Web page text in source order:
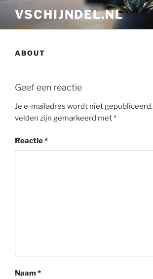
de
VSCHIJNDEL.NL
ABOUT
Geef een reactie
Je e-mailadres wordt niet gepubliceerd.
velden zijn gemarkeerd met*
Reactie*
Naam*